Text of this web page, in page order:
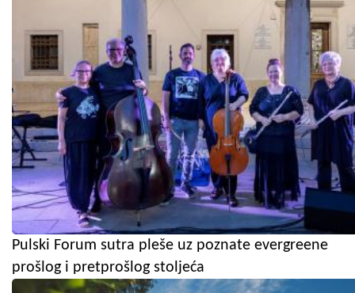
Pulski Forum sutra pleše uz poznate evergreene
prošlog i pretprošlog stoljeća